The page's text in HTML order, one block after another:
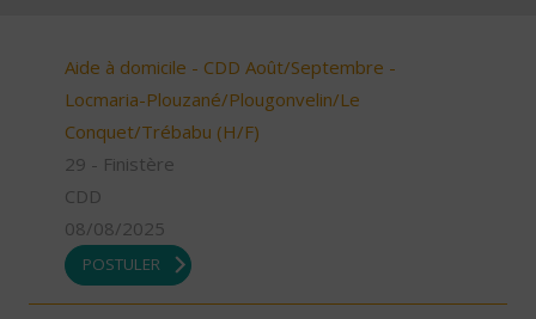
Aide à domicile - CDD Août/Septembre -
Locmaria-Plouzané/Plougonvelin/Le
Conquet/Trébabu (H/F)
29 - Finistère
CDD
08/08/2025
POSTULER